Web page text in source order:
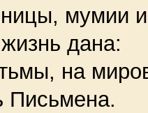
мумии
дана:
на
Письмена.